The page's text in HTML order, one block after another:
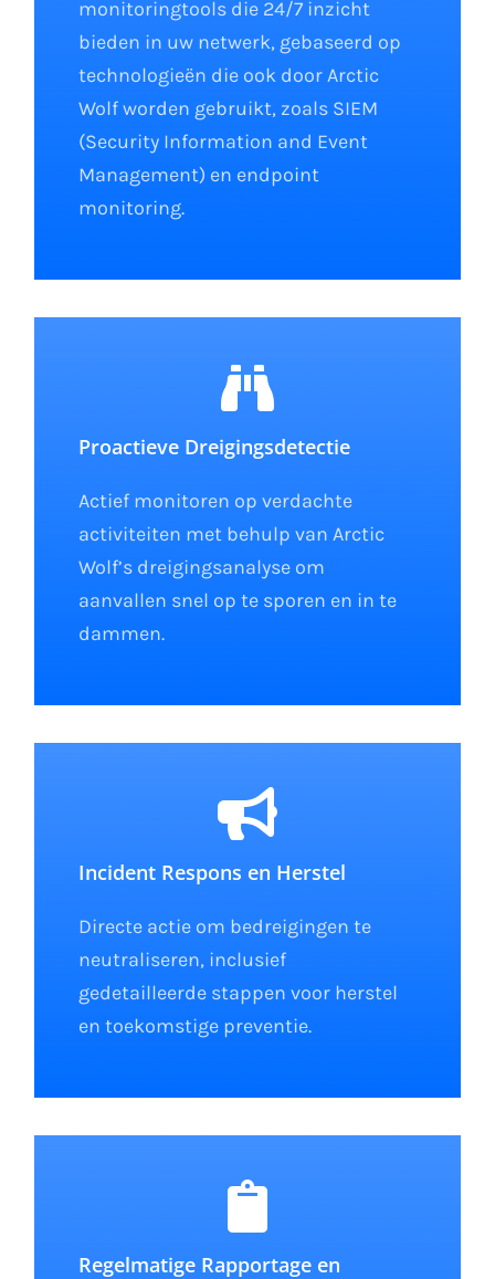
monitoringtools die 24/7 inzicht
bieden in uw netwerk, gebaseerd op
technologieën die ook door Arctic
Wolf worden gebruikt, zoals SIEM
(Security Information and Event
Management) en endpoint
monitoring.
Proactieve Dreigingsdetectie
Actief monitoren op verdachte
activiteiten met behulp van Arctic
Wolf’s dreigingsanalyse om
aanvallen snel op te sporen en in te
dammen.
Incident Respons en Herstel
Directe actie om bedreigingen te
neutraliseren, inclusief
gedetailleerde stappen voor herstel
en toekomstige preventie.
Regelmatige Rapportage en